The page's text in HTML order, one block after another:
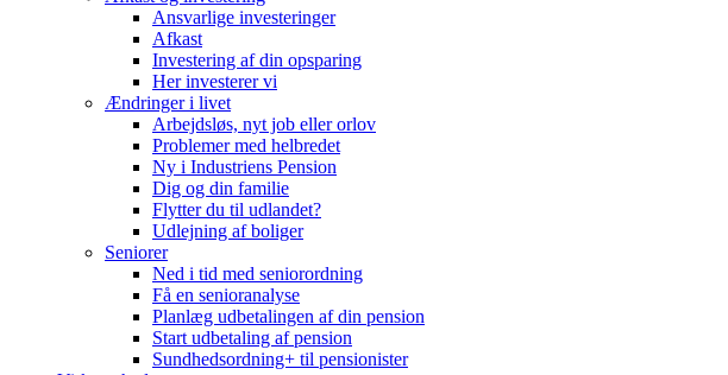
Ansvarlige investeringer
Afkast
Investering af din opsparing
Her investerer vi
Ændringer i livet
Arbejdsløs, nyt job eller orlov
Problemer med helbredet
Ny i Industriens Pension
Dig og din familie
Flytter du til udlandet?
Udlejning af boliger
Seniorer
Ned i tid med seniorordning
Få en senioranalyse
Planlæg udbetalingen af din pension
Start udbetaling af pension
Sundhedsordning+ til pensionister